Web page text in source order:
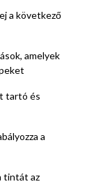
a következő
amelyek
tartó és
a
tintát az